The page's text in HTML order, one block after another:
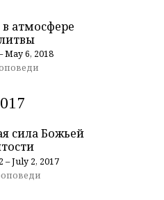
атмосфере
May 6, 2018
сила Божьей
– July 2, 2017